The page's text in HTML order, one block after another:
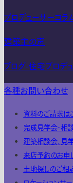
プロデューサーコラ
建築主の声
ブログ-住宅プロデ
各種お問い合わせ
資料のご請求は
完成見学会・相
建築相談会、見
来店予約のお申
土地探しのご相